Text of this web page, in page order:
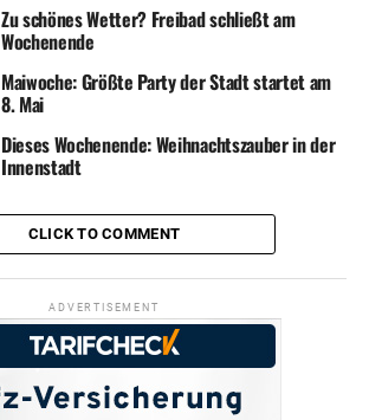
Zu schönes Wetter? Freibad schließt am
Wochenende
Maiwoche: Größte Party der Stadt startet am
8. Mai
Dieses Wochenende: Weihnachtszauber in der
Innenstadt
CLICK TO COMMENT
ADVERTISEMENT